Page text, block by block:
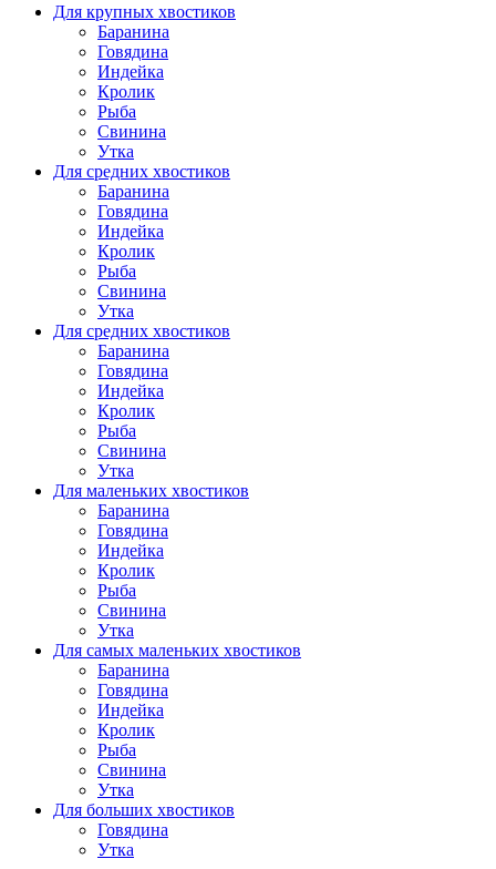
Для крупных хвостиков
Баранина
Говядина
Индейка
Кролик
Рыба
Свинина
Утка
Для средних хвостиков
Баранина
Говядина
Индейка
Кролик
Рыба
Свинина
Утка
Для средних хвостиков
Баранина
Говядина
Индейка
Кролик
Рыба
Свинина
Утка
Для маленьких хвостиков
Баранина
Говядина
Индейка
Кролик
Рыба
Свинина
Утка
Для самых маленьких хвостиков
Баранина
Говядина
Индейка
Кролик
Рыба
Свинина
Утка
Для больших хвостиков
Говядина
Утка